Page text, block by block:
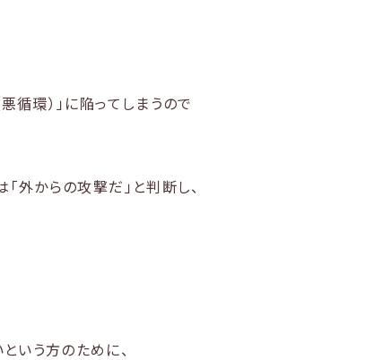
循環）」に陥ってしまうので
外からの攻撃だ」と判断し、
いう方のために、